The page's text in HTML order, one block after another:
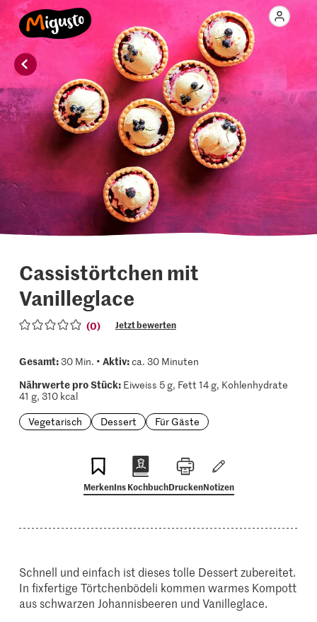
Cassistörtchen mit
Vanilleglace
(0) Jetzt bewerten
Gesamt:30 Min. • Aktiv:ca. 30 Minuten
Nährwerte pro Stück:Eiweiss 5 g, Fett 14 g, Kohlenhydrate
41 g, 310 kcal
Vegetarisch
Dessert Für Gäste
MerkenIns KochbuchDruckenNotizen
Schnell und einfach ist dieses tolle Dessert zubereitet.
In fixfertige Törtchenbödeli kommen warmes Kompott
aus schwarzen Johannisbeeren und Vanilleglace.